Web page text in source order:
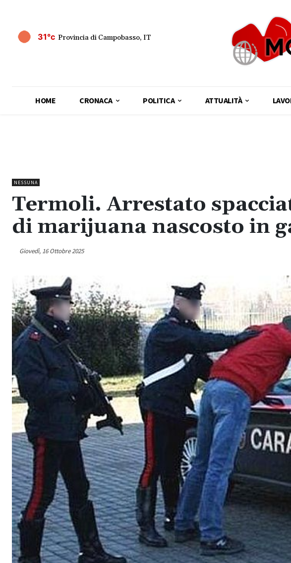
31°c Provincia di Campobasso, IT
HOME CRONACA POLITICA ATTUALITÀ
NESSUNA
Termoli. Arrestato
di marijuana nascosto in
Giovedì, 16 Ottobre 2025